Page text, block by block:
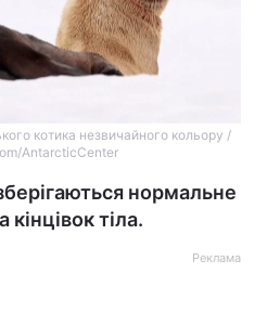
котика незвичайного кольору /
AntarcticCenter
нормальне
тіла.
Реклама